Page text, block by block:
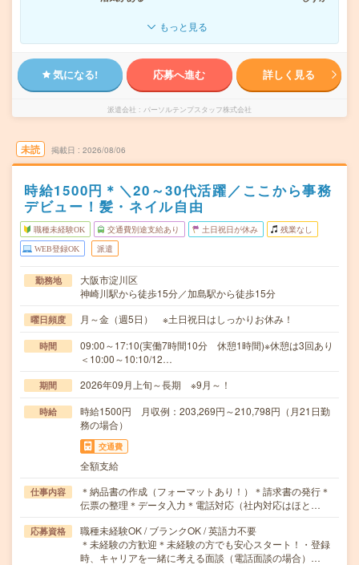
もっと見る
気になる! 応募へ進む 詳しく見る
派遣会社 パーソルテンプスタッフ株式会社
未読 掲載日 2026/08/06
時給1500円＊＼20～30代活躍／ここから事務
デビュー！髪・ネイル自由
職種未経験OK 交通費別途支給あり 土日祝日が休み 残業なし
WEB登録OK 派遣
勤務地
大阪市淀川区
神崎川駅から徒歩15分／加島駅から徒歩15分
曜日頻度 月～金（週5日） ※土日祝日はしっかりお休み！
時間
09:00～17:10(実働7時間10分 休憩1時間)※休憩は3回あり
＜10:00～10:10/12…
期間 2026年09月上旬～長期 ※9月～！
時給
時給1500円 月収例：203,269円～210,798円（月21日勤
務の場合）
交通費
全額支給
仕事内容
＊納品書の作成（フォーマットあり！）＊請求書の発行＊
伝票の整理＊データ入力＊電話対応（社内対応はほと…
応募資格
職種未経験OK / ブランクOK / 英語力不要
＊未経験の方歓迎＊未経験の方でも安心スタート！・登録
時、キャリアを一緒に考える面談（電話面談の場合）…